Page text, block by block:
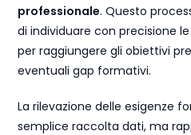
professionale. Questo
di individuare con precisione
per raggiungere gli obiettivi
eventuali gap formativi.
La rilevazione delle esigenze
semplice raccolta dati, ma